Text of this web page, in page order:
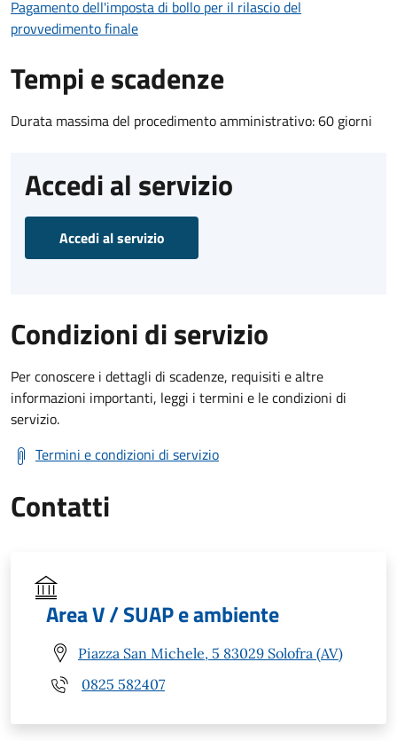
Pagamento dell'imposta di bollo per il rilascio del
provvedimento finale
Tempi e scadenze
Durata massima del procedimento amministrativo: 60 giorni
Accedi al servizio
Accedi al servizio
Condizioni di servizio
Per conoscere i dettagli di scadenze, requisiti e altre
informazioni importanti, leggi i termini e le condizioni di
servizio.
Termini e condizioni di servizio
Contatti
Area V / SUAP e ambiente
Piazza San Michele, 5 83029 Solofra (AV)
0825 582407